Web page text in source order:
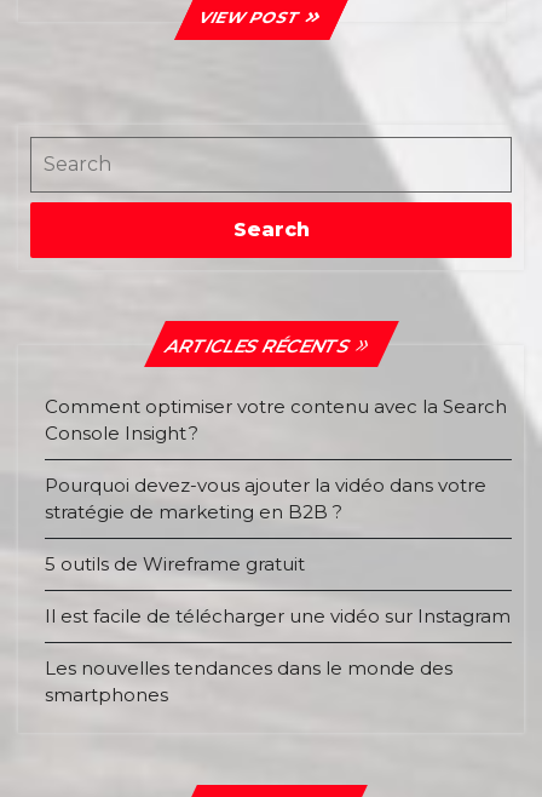
VIEW POST
VIEW
POST
Search
ARTICLES RÉCENTS
Comment optimiser votre contenu avec la Search
Console Insight ?
Pourquoi devez-vous ajouter la vidéo dans votre
stratégie de marketing en B2B ?
5 outils de Wireframe gratuit
Il est facile de télécharger une vidéo sur Instagram
Les nouvelles tendances dans le monde des
smartphones